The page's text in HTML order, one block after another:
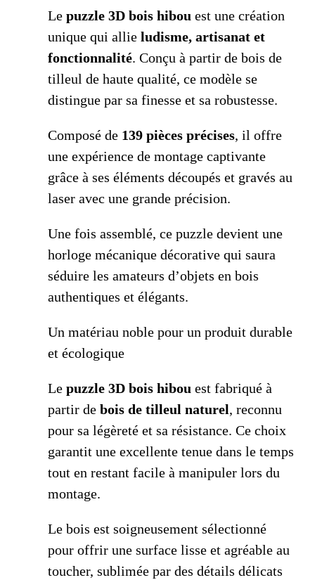
Le puzzle 3D bois hibou est une création
unique qui allie ludisme, artisanat et
fonctionnalité. Conçu à partir de bois de
tilleul de haute qualité, ce modèle se
distingue par sa finesse et sa robustesse.
Composé de 139 pièces précises, il offre
une expérience de montage captivante
grâce à ses éléments découpés et gravés au
laser avec une grande précision.
Une fois assemblé, ce puzzle devient une
horloge mécanique décorative qui saura
séduire les amateurs d’objets en bois
authentiques et élégants.
Un matériau noble pour un produit durable
et écologique
Le puzzle 3D bois hibou est fabriqué à
partir de bois de tilleul naturel, reconnu
pour sa légèreté et sa résistance. Ce choix
garantit une excellente tenue dans le temps
tout en restant facile à manipuler lors du
montage.
Le bois est soigneusement sélectionné
pour offrir une surface lisse et agréable au
toucher, sublimée par des détails délicats